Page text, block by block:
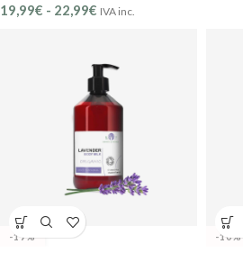
19,99€ - 22,99€ IVA inc.
-17% -10%